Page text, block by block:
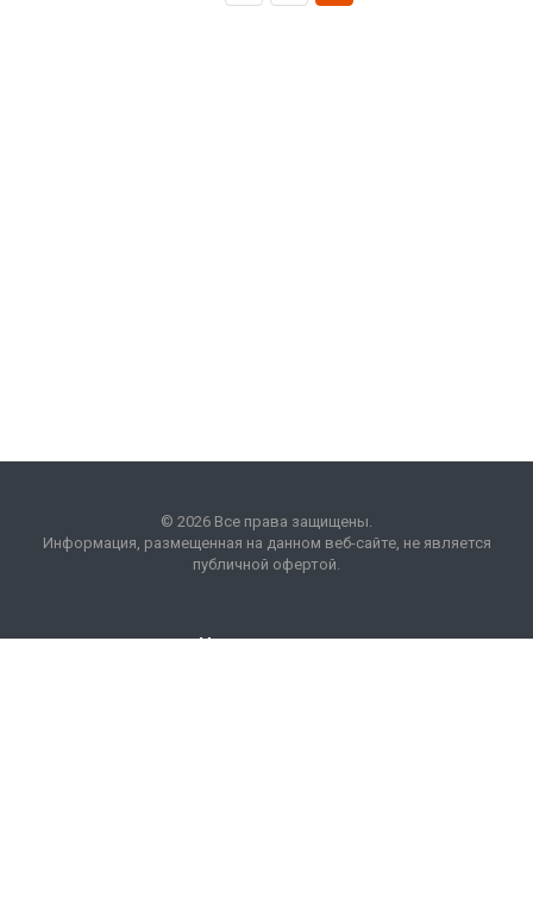
© 2026 Все права защищены.
Информация, размещенная на данном веб-сайте, не является
публичной офертой.
Наши контакты